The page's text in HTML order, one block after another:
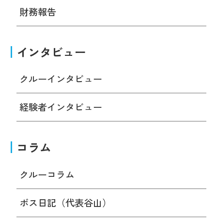
財務報告
インタビュー
クルーインタビュー
経験者インタビュー
コラム
クルーコラム
ボス日記（代表谷山）